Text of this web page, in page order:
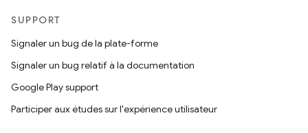
SUPPORT
Signaler un bug de la plate-forme
Signaler un bug relatif à la documentation
Google Play support
Participer aux études sur l'expérience utilisateur